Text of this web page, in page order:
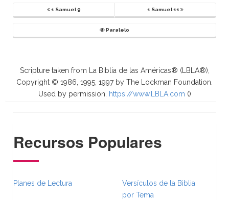
1 Samuel 9 1 Samuel 11
Paralelo
Scripture taken from La Biblia de las Américas® (LBLA®),
Copyright © 1986, 1995, 1997 by The Lockman Foundation.
Used by permission.
https://www.LBLA.com ()
Recursos Populares
Planes de Lectura
Versículos de la Biblia
por Tema